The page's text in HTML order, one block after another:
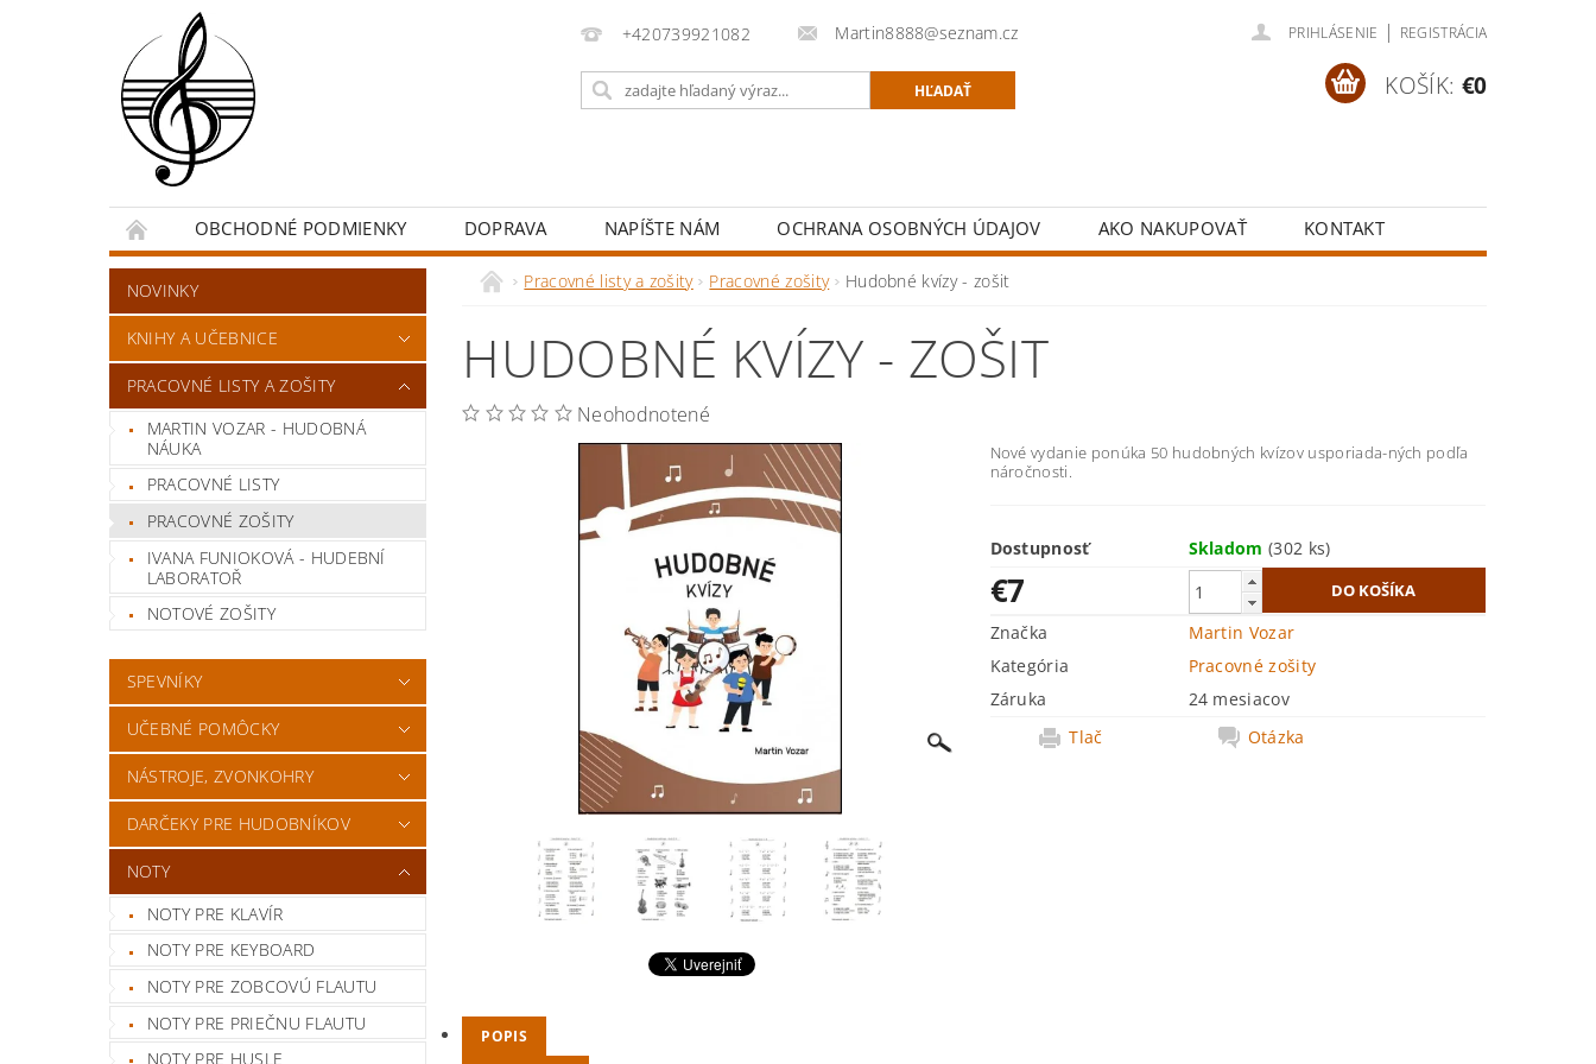
+420739921082 Martin8888@seznam.cz PRIHLÁSENIE | REGISTRÁCIA
KOŠÍK: €0
OBCHODNÉ PODMIENKY DOPRAVA NAPÍŠTE NÁM OCHRANA OSOBNÝCH ÚDAJOV AKO NAKUPOVAŤ KONTAKT
NOVINKY
KNIHY A UČEBNICE
PRACOVNÉ LISTY A ZOŠITY
MARTIN VOZAR - HUDOBNÁ
NÁUKA
PRACOVNÉ LISTY
PRACOVNÉ ZOŠITY
IVANA FUNIOKOVÁ - HUDEBNÍ
LABORATOŘ
NOTOVÉ ZOŠITY
SPEVNÍKY
UČEBNÉ POMÔCKY
NÁSTROJE, ZVONKOHRY
DARČEKY PRE HUDOBNÍKOV
NOTY
NOTY PRE KLAVÍR
NOTY PRE KEYBOARD
NOTY PRE ZOBCOVÚ FLAUTU
NOTY PRE PRIEČNU FLAUTU
NOTY PRE HUSLE
Pracovné listy a zošity Pracovné zošity Hudobné kvízy - zošit
HUDOBNÉ KVÍZY - ZOŠIT
Neohodnotené
Nové vydanie ponúka 50 hudobných kvízov usporiada-ných podľa
náročnosti.
Dostupnosť Skladom(302 ks)
€7
Značka
Martin Vozar
Kategória
Pracovné zošity
Záruka
24 mesiacov
Tlač
Otázka
POPIS